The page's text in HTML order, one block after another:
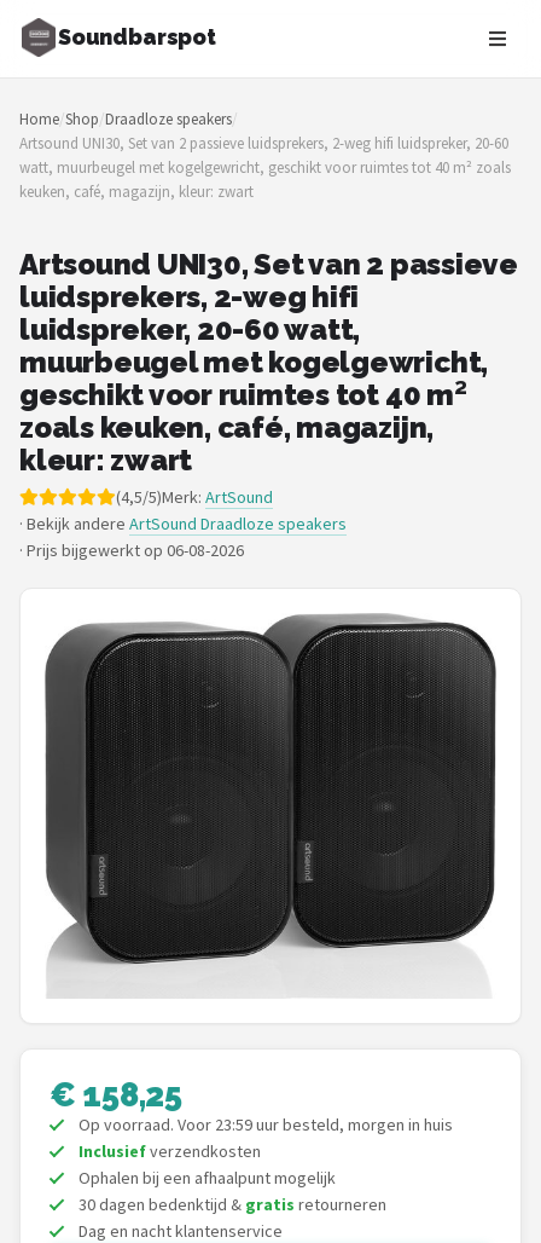
Soundbarspot
Zoeken
NAVIGATIE
Shop
Blog
Muziekstijlen
Sonos
JBL
Samsung
Shop
POPULAIRE MERKEN
Power Dynamics
Soundskins
Teufel
ArtSound
JBL
AquaSound
Dali
Ultimea
Carlinkit
Home/Shop/Draadloze speakers/
Artsound UNI30, Set van 2 passieve luidsprekers, 2-weg hifi luidspreker, 20-60
watt, muurbeugel met kogelgewricht, geschikt voor ruimtes tot 40 m² zoals
keuken, café, magazijn, kleur: zwart
Artsound UNI30, Set van 2 passieve
luidsprekers, 2-weg hifi
luidspreker, 20-60 watt,
muurbeugel met kogelgewricht,
geschikt voor ruimtes tot 40 m²
zoals keuken, café, magazijn,
kleur: zwart
(4,5/5)Merk: ArtSound
· Bekijk andere ArtSound Draadloze speakers
· Prijs bijgewerkt op 06-08-2026
€ 158,25
Op voorraad. Voor 23:59 uur besteld, morgen in huis
Inclusiefverzendkosten
Ophalen bij een afhaalpunt mogelijk
30 dagen bedenktijd & gratis retourneren
Dag en nacht klantenservice